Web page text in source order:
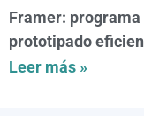
Framer:
prototipado
Leer más »